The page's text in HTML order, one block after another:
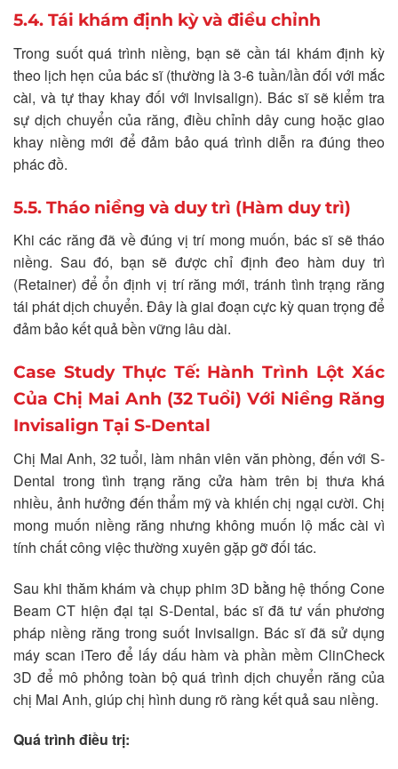
5.4. Tái khám định kỳ và điều chỉnh
Trong suốt quá trình niềng, bạn sẽ cần tái khám định kỳ
theo lịch hẹn của bác sĩ (thường là 3-6 tuần/lần đối với mắc
cài, và tự thay khay đối với Invisalign). Bác sĩ sẽ kiểm tra
sự dịch chuyển của răng, điều chỉnh dây cung hoặc giao
khay niềng mới để đảm bảo quá trình diễn ra đúng theo
phác đồ.
5.5. Tháo niềng và duy trì (Hàm duy trì)
Khi các răng đã về đúng vị trí mong muốn, bác sĩ sẽ tháo
niềng. Sau đó, bạn sẽ được chỉ định đeo hàm duy trì
(Retainer) để ổn định vị trí răng mới, tránh tình trạng răng
tái phát dịch chuyển. Đây là giai đoạn cực kỳ quan trọng để
đảm bảo kết quả bền vững lâu dài.
Case Study Thực Tế: Hành Trình Lột Xác
Của Chị Mai Anh (32 Tuổi) Với Niềng Răng
Invisalign Tại S-Dental
Chị Mai Anh, 32 tuổi, làm nhân viên văn phòng, đến với S-
Dental trong tình trạng răng cửa hàm trên bị thưa khá
nhiều, ảnh hưởng đến thẩm mỹ và khiến chị ngại cười. Chị
mong muốn niềng răng nhưng không muốn lộ mắc cài vì
tính chất công việc thường xuyên gặp gỡ đối tác.
Sau khi thăm khám và chụp phim 3D bằng hệ thống Cone
Beam CT hiện đại tại S-Dental, bác sĩ đã tư vấn phương
pháp niềng răng trong suốt Invisalign. Bác sĩ đã sử dụng
máy scan iTero để lấy dấu hàm và phần mềm ClinCheck
3D để mô phỏng toàn bộ quá trình dịch chuyển răng của
chị Mai Anh, giúp chị hình dung rõ ràng kết quả sau niềng.
Quá trình điều trị: